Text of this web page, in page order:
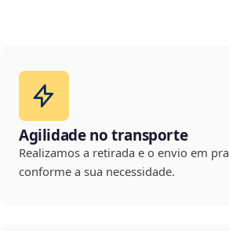
Agilidade no transporte
Realizamos a retirada e o envio em
conforme a sua necessidade.